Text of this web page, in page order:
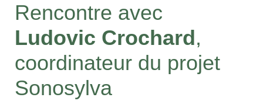
Rencontre avec
Ludovic Crochard,
coordinateur du projet
Sonosylva